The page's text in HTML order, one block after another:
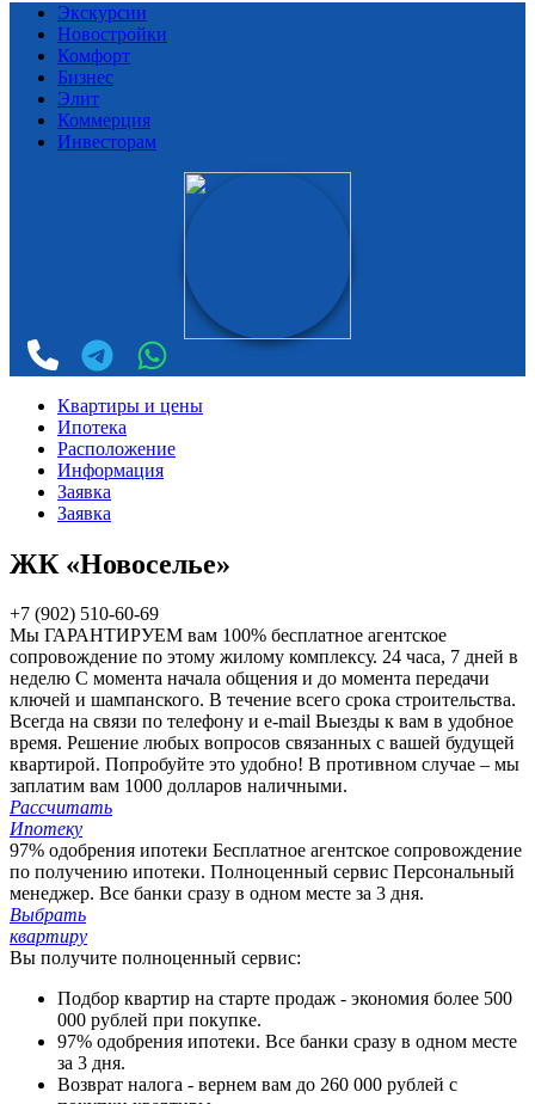
Экскурсии
Новостройки
Комфорт
Бизнес
Элит
Коммерция
Инвесторам
Квартиры и цены
Ипотека
Расположение
Информация
Заявка
Заявка
ЖК «Новоселье»
+7 (902) 510-60-69
Мы ГАРАНТИРУЕМ вам 100% бесплатное агентское
сопровождение по этому жилому комплексу. 24 часа, 7 дней в
неделю С момента начала общения и до момента передачи
ключей и шампанского. В течение всего срока строительства.
Всегда на связи по телефону и e-mail Выезды к вам в удобное
время. Решение любых вопросов связанных с вашей будущей
квартирой. Попробуйте это удобно! В противном случае – мы
заплатим вам 1000 долларов наличными.
Рассчитать
Ипотеку
97% одобрения ипотеки Бесплатное агентское сопровождение
по получению ипотеки. Полноценный сервис Персональный
менеджер. Все банки сразу в одном месте за 3 дня.
Выбрать
квартиру
Вы получите полноценный сервис:
Подбор квартир на старте продаж - экономия более 500
000 рублей при покупке.
97% одобрения ипотеки. Все банки сразу в одном месте
за 3 дня.
Возврат налога - вернем вам до 260 000 рублей с